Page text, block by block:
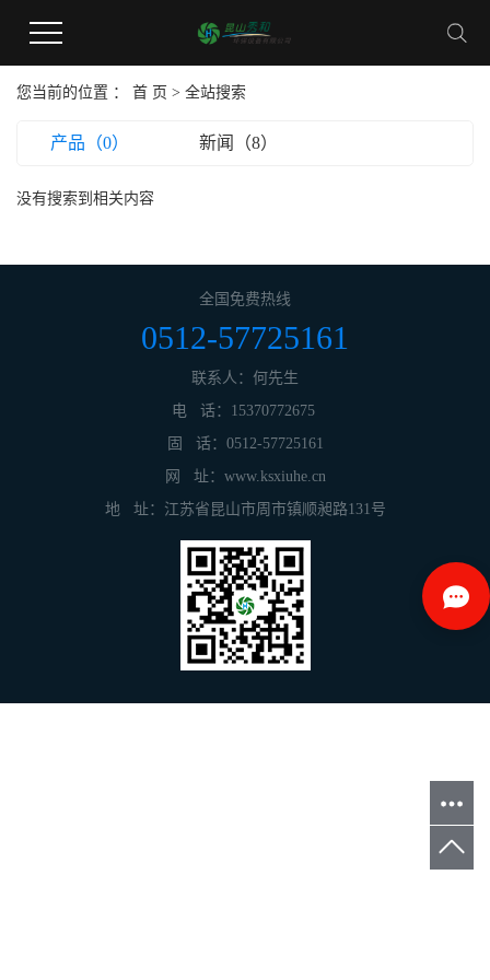
您当前的位置 ： 首 页 > 全站搜索
产品（0） 新闻（8）
没有搜索到相关内容
全国免费热线
0512-57725161
联系人：何先生
电 话：15370772675
固 话：0512-57725161
网 址：www.ksxiuhe.cn
地 址：江苏省昆山市周市镇顺昶路131号